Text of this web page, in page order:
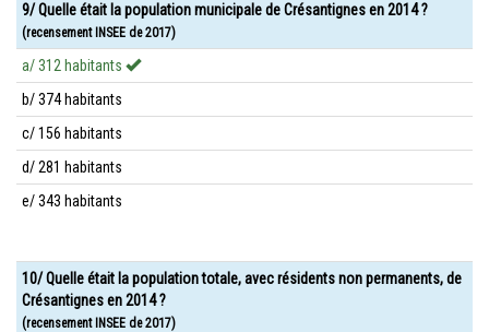
9/ Quelle était la population municipale de Crésantignes en 2014 ?
(recensement INSEE de 2017)
a/ 312 habitants
b/ 374 habitants
c/ 156 habitants
d/ 281 habitants
e/ 343 habitants
10/ Quelle était la population totale, avec résidents non permanents, de
Crésantignes en 2014 ?
(recensement INSEE de 2017)